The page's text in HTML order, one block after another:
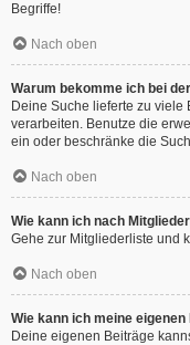
Begriffe!
Nach oben
Warum bekomme ich bei
Deine Suche lieferte zu viele
verarbeiten. Benutze die
ein oder beschränke die
Nach oben
Wie kann ich nach
Gehe zur Mitgliederliste und
Nach oben
Wie kann ich meine
Deine eigenen Beiträge